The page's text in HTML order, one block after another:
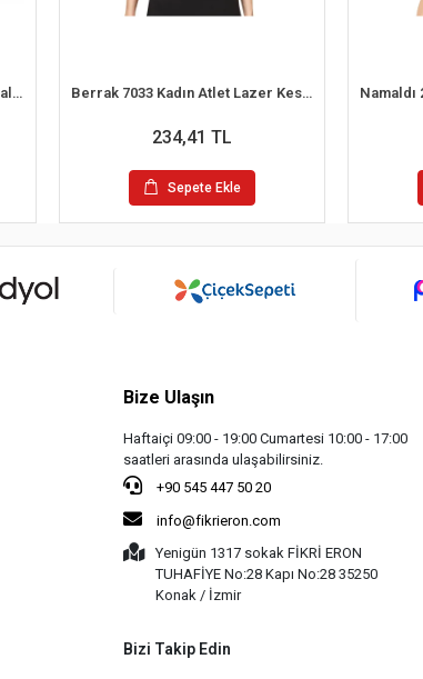
Şahinler MB1009 Bayan Likralı Balıkcı Yaka Atlet Berrak 7033 Kadın Atlet Lazer Kesim
234,41 TL
Sepete Ekle
Bize Ulaşın
Haftaiçi 09:00 - 19:00 Cumartesi 10:00 - 17:00
saatleri arasında ulaşabilirsiniz.
+90 545 447 50 20
info@fikrieron.com
Yenigün 1317 sokak FİKRİ ERON
TUHAFİYE No:28 Kapı No:28 35250
Konak / İzmir
Bizi Takip Edin